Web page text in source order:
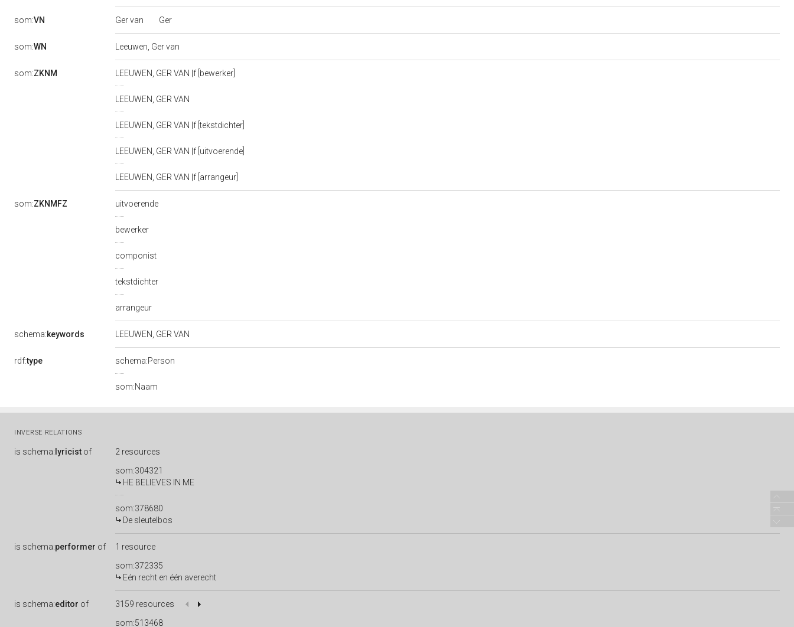
som:VN Ger van Ger
som:WN Leeuwen, Ger van
som:ZKNM LEEUWEN, GER VAN |f [bewerker]
LEEUWEN, GER VAN
LEEUWEN, GER VAN |f [tekstdichter]
LEEUWEN, GER VAN |f [uitvoerende]
LEEUWEN, GER VAN |f [arrangeur]
som:ZKNMFZ uitvoerende
bewerker
componist
tekstdichter
arrangeur
schema:keywords LEEUWEN, GER VAN
rdf:type schema:Person
som:Naam
INVERSE RELATIONS
is schema: lyricist of
2 resources
som:304321
HE BELIEVES IN ME
som:378680
De sleutelbos
is schema:performer of
1 resource
som:372335
Eén recht en één averecht
is schema:editor of
3159 resources
som:513468